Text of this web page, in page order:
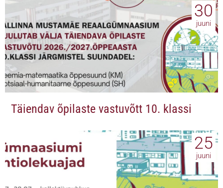
30
juuni
Täiendav õpilaste vastuvõtt 10. klassi
25
juuni